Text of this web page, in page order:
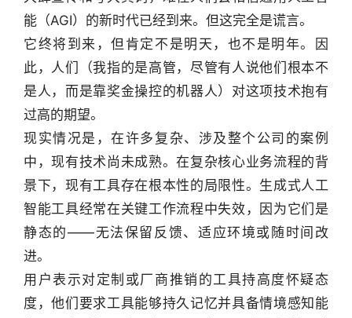
能（AGI）的新时代已经到来。但这完全是谎言。
它终将到来，但肯定不是明天，也不是明年。因
此，人们（我指的是高管，尽管有人说他们根本不
是人，而是靠奖金操控的机器人）对这项技术抱有
过高的期望。
现实情况是，在许多复杂、涉及整个公司的案例
中，现有技术尚未成熟。在复杂核心业务流程的背
景下，现有工具存在根本性的局限性。生成式人工
智能工具经常在关键工作流程中失效，因为它们是
静态的——无法保留反馈、适应环境或随时间改
进。
用户表示对定制或厂商推销的工具持高度怀疑态
度，他们要求工具能够持久记忆并具备情境感知能